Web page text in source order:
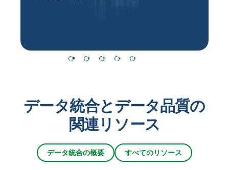
データ統合とデータ品質の
関連リソース
データ統合の概要 すべてのリソース